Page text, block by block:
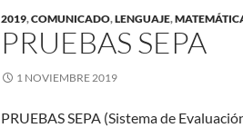
2019,COMUNICADO,LENGUAJE,
PRUEBAS SEPA
1 NOVIEMBRE 2019
PRUEBAS SEPA (Sistema de